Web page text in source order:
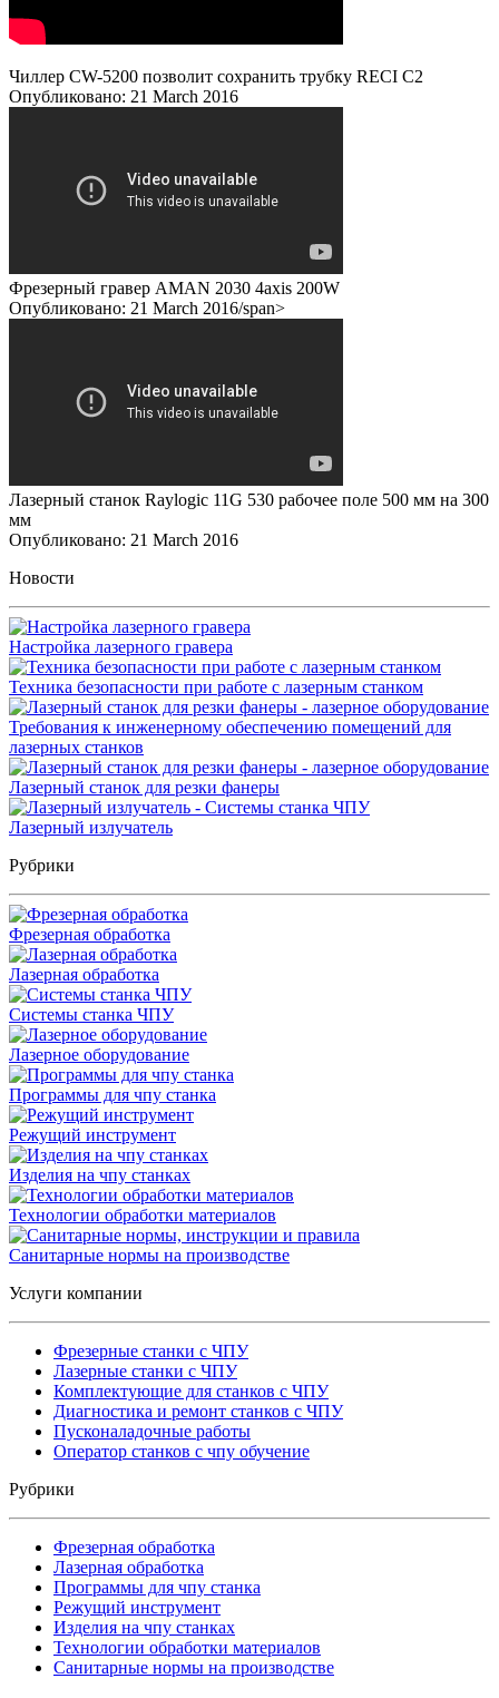
Чиллер CW-5200 позволит сохранить трубку RECI C2
Опубликовано: 21 March 2016
Фрезерный гравер AMAN 2030 4axis 200W
Опубликовано: 21 March 2016/span>
Лазерный станок Raylogic 11G 530 рабочее поле 500 мм на 300
мм
Опубликовано: 21 March 2016
Новости
Настройка лазерного гравера
Техника безопасности при работе с лазерным станком
Требования к инженерному обеспечению помещений для
лазерных станков
Лазерный станок для резки фанеры
Лазерный излучатель
Рубрики
Фрезерная обработка
Лазерная обработка
Системы станка ЧПУ
Лазерное оборудование
Программы для чпу станка
Режущий инструмент
Изделия на чпу станках
Технологии обработки материалов
Санитарные нормы на производстве
Услуги компании
Фрезерные станки с ЧПУ
Лазерные станки с ЧПУ
Комплектующие для станков с ЧПУ
Диагностика и ремонт станков с ЧПУ
Пусконаладочные работы
Оператор станков с чпу обучение
Рубрики
Фрезерная обработка
Лазерная обработка
Программы для чпу станка
Режущий инструмент
Изделия на чпу станках
Технологии обработки материалов
Санитарные нормы на производстве